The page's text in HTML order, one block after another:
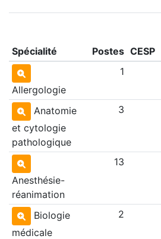
Spécialité Postes CESP
Allergologie
1
Anatomie
et cytologie
pathologique
3
Anesthésie-
réanimation
13
Biologie
médicale
2